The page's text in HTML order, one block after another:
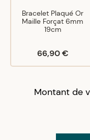
Bracelet Plaqué Or
Maille Forçat 6mm
19cm
66,90 €
Montant de